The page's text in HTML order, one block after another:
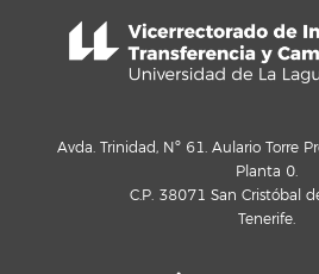
Avda. Trinidad, Nº 61. Aulario Torre
Planta 0.
C.P. 38071 San Cristóbal
Tenerife.